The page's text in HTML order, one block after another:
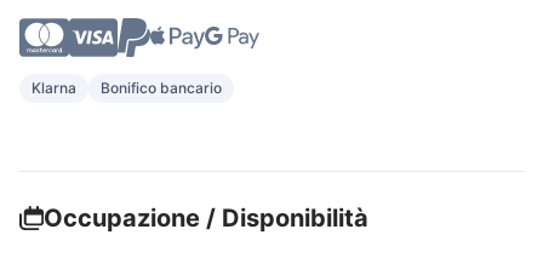
Klarna Bonifico bancario
Occupazione / Disponibilità